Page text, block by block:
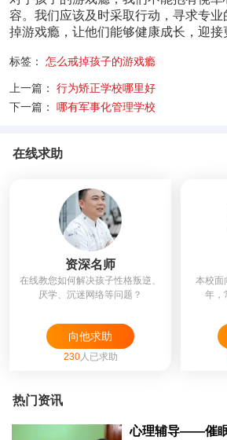
容。我们应该及时采取行动，寻求专
掉游戏瘾，让他们能够健康成长，迎接
标签： 怎么戒掉孩子的游戏瘾
上一篇：
行为矫正学校哪里好
下一篇：
哪有军事化管理学校
在线求助
资深名师
在线教您如何解决孩子性格叛逆、
厌学、沉迷网络等问题？
向他求助
230人已求助
本校面
年，
热门资讯
心理辅导——催